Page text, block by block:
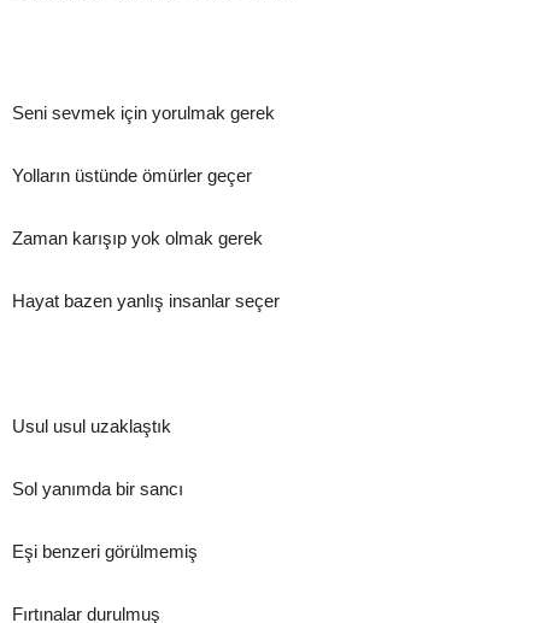
Seni sevmek için yorulmak gerek
Yolların üstünde ömürler geçer
Zaman karışıp yok olmak gerek
Hayat bazen yanlış insanlar seçer
Usul usul uzaklaştık
Sol yanımda bir sancı
Eşi benzeri görülmemiş
Fırtınalar durulmuş